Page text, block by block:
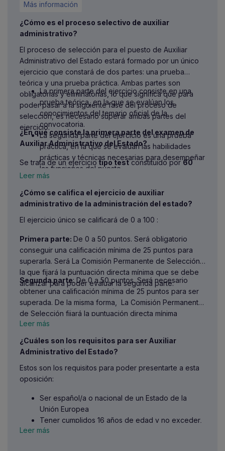
Más información
¿Cómo es el proceso selectivo de auxiliar
administrativo?
El proceso de selección para el puesto de Auxiliar
Administrativo del Estado estará formado por un único
ejercicio que constará de dos partes: una prueba
teórica y una prueba práctica. Ambas partes son
obligatorias y eliminatorias, lo que significa que para
poder pasar a la siguiente fase del proceso de
selección, es necesario superar ambas partes del
ejercicio:
La primera parte del ejercicio consiste en una
prueba teórica, en la que se evalúan los
conocimientos del temario oficial de la
convocatoria.
La segunda parte del ejercicio es una prueba
práctica, en la que se evalúan las habilidades
prácticas y técnicas necesarias para desempeñar
las funciones del puesto.
¿En qué consiste la primera parte del examen de
Auxiliar Administrativo del Estado?
Se trata de un ejerciciotipo testconstituido por60
preguntas
restantes tendrán uncarácter psicotécnico
fin de evaluar aptitudes administrativas, numéricas y
verbales propias de las tareas desempeñadas por el
Por último, se prevé la adición de 5 preguntas de
reserva en el caso de contemplarse la anulación de
alguna de las 60 anteriores.
¿En qué consiste la segunda parte del examen de
Auxiliar Administrativo del Estado?
Se realizará a través de uncuestionario escrito
un máximo de
con la informática se relacionarán conWindows 11 y
Microsoft 365 versión de escritorio. Del mismo modo
que la primera parte, se reservarán 5 preguntas
adicionales para valorarse en el caso de la anulación
Este ejercicio se realiza en una única sesión de
minutos.Cada pregunta estará compuesta con
respuestas de carácter alternativo de las cuales solo
Leer más
¿Cómo se califica el ejercicio de auxiliar
administrativo de la administración del estado?
El ejercicio único se calificará de 0 a 100 :
Primera parte: De 0 a 50 puntos. Será obligatorio
conseguir una calificación mínima de 25 puntos para
superarla. Será La Comisión Permanente de Selección
la que fijará la puntuación directa mínima que se debe
alcanzar para poder evaluar la segunda parte.
Segunda parte: De 0 a 50 puntos. Será necesario
obtener una calificación mínima de 25 puntos para ser
superada. De la misma forma, La Comisión Permanente
de Selección fijará la puntuación directa mínima
necesaria que se debe alcanzar en esta segunda parte
para superar el ejercicio.
Leer más
¿Cuáles son los requisitos para ser Auxiliar
Administrativo del Estado?
Estos son los requisitos para poder presentarte a esta
oposición:
Ser español/a o nacional de un Estado de la
Unión Europea
Tener cumplidos 16 años de edad y no exceder,
en su caso, de la edad máxima de jubilación
Leer más